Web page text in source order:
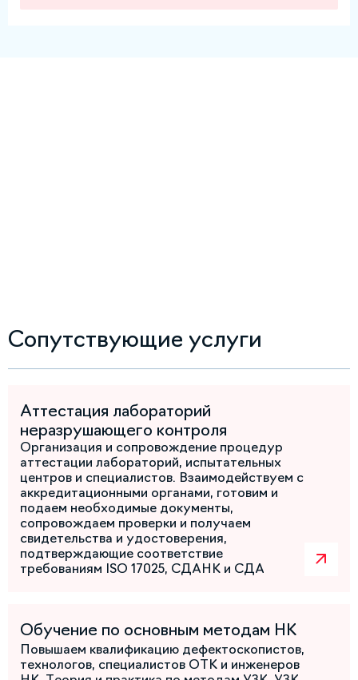
Сопутствующие услуги
Аттестация лабораторий
неразрушающего контроля
Организация и сопровождение процедур
аттестации лабораторий, испытательных
центров и специалистов. Взаимодействуем с
аккредитационными органами, готовим и
подаем необходимые документы,
сопровождаем проверки и получаем
свидетельства и удостоверения,
подтверждающие соответствие
требованиям ISO 17025, СДАНК и СДА
Обучение по основным методам НК
Повышаем квалификацию дефектоскопистов,
технологов, специалистов ОТК и инженеров